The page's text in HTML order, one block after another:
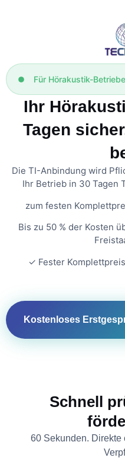
Für Hörakustik-
Ihr
Tagen
Die TI-Anbindung wird
Ihr Betrieb in 30 Tagen
zum festen
Bis zu 50 % der Kosten
✓ Fester
Kostenloses
Schnell
60 Sekunden.